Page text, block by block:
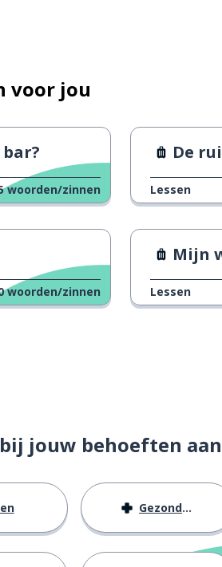
voor jou
woorden/zinnen
De
Lessen
woorden/zinnen
Mijn
Lessen
jouw behoeften
Gezondheid